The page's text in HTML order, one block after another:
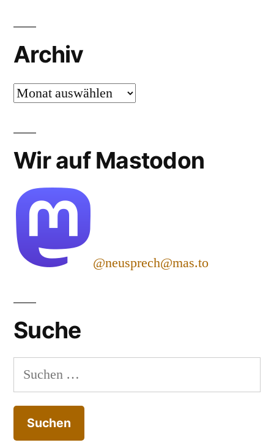
Archiv
Archiv
Wir auf Mastodon
@neusprech@mas.to
Suche
Suchen
nach: